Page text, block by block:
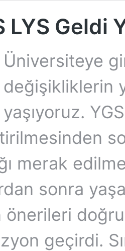
LYS Geldi
Üniversiteye
değişikliklerin
yaşıyoruz.
merak
sonra
önerileri
geçirdi.